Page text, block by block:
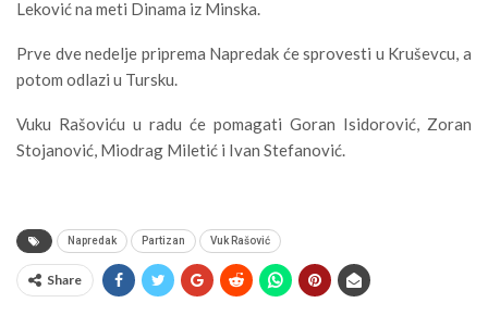
Leković na meti Dinama iz Minska.
Prve dve nedelje priprema Napredak će sprovesti u Kruševcu, a
potom odlazi u Tursku.
Vuku Rašoviću u radu će pomagati Goran Isidorović, Zoran
Stojanović, Miodrag Miletić i Ivan Stefanović.
Napredak Partizan Vuk Rašović
Share